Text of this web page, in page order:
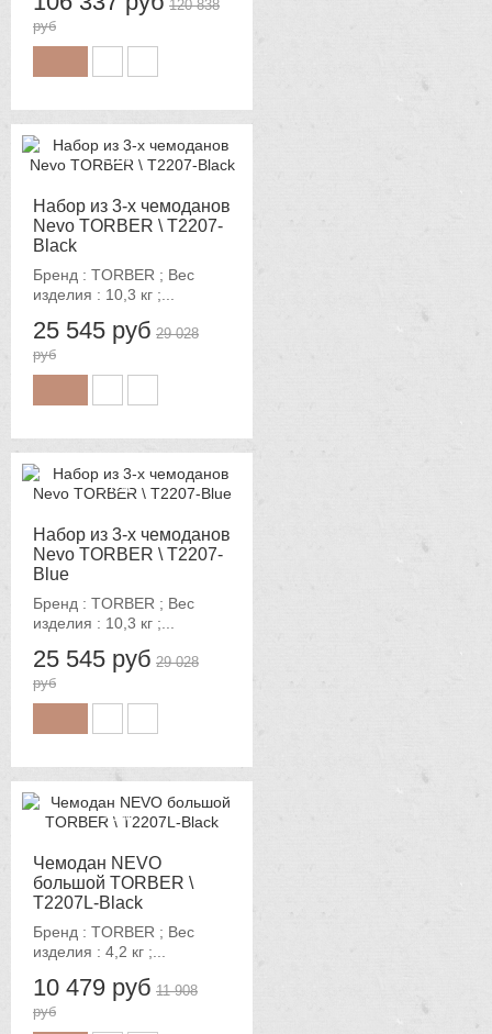
120 838
руб
Набор из 3-х чемоданов
Nevo TORBER \ T2207-
Black
Бренд : TORBER ; Вес
изделия : 10,3 кг ;...
25 545 руб
-12%
29 028
руб
Набор из 3-х чемоданов
Nevo TORBER \ T2207-
Blue
Бренд : TORBER ; Вес
изделия : 10,3 кг ;...
25 545 руб
-12%
29 028
руб
Чемодан NEVO
большой TORBER \
T2207L-Black
Бренд : TORBER ; Вес
изделия : 4,2 кг ;...
10 479 руб
-12%
11 908
руб